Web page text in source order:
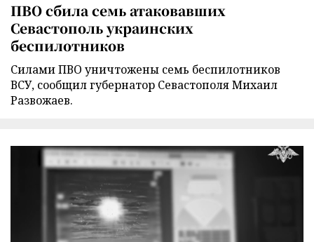
ПВО сбила семь атаковавших
Севастополь украинских
беспилотников
Силами ПВО уничтожены семь беспилотников
ВСУ, сообщил губернатор Севастополя Михаил
Развожаев.